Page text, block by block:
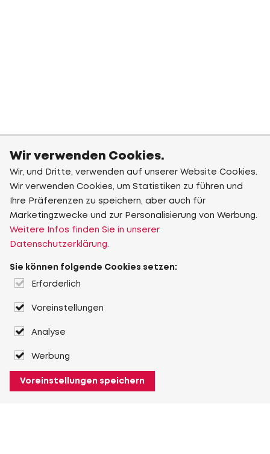
Wir verwenden Cookies.
Wir, und Dritte, verwenden auf unserer Website Cookies.
Wir verwenden Cookies, um Statistiken zu führen und
Ihre Präferenzen zu speichern, aber auch für
Marketingzwecke und zur Personalisierung von Werbung.
Weitere Infos finden Sie in unserer
Datenschutzerklärung.
Sie können folgende Cookies setzen:
Erforderlich
Voreinstellungen
Analyse
Werbung
Voreinstellungen speichern